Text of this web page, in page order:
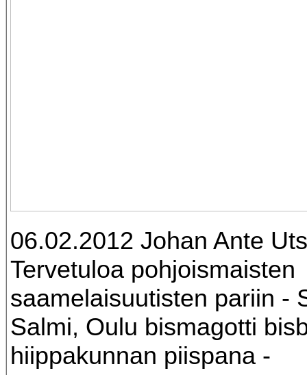
06.02.2012 Johan Ante
Tervetuloa pohjoismaisten
saamelaisuutisten pariin -
Salmi, Oulu bismagotti
hiippakunnan piispana -